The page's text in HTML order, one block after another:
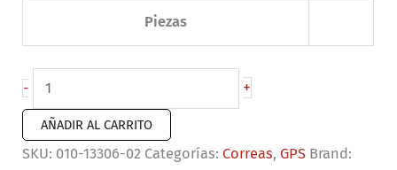
Piezas
-
Correas
de
nailon
UltraFit
+
AÑADIR AL CARRITO
SKU: 010-13306-02 Categorías: Correas, GPS Brand: